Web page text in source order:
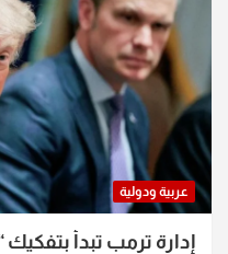
عربية ودولية
إدارة ترمب تبدأ